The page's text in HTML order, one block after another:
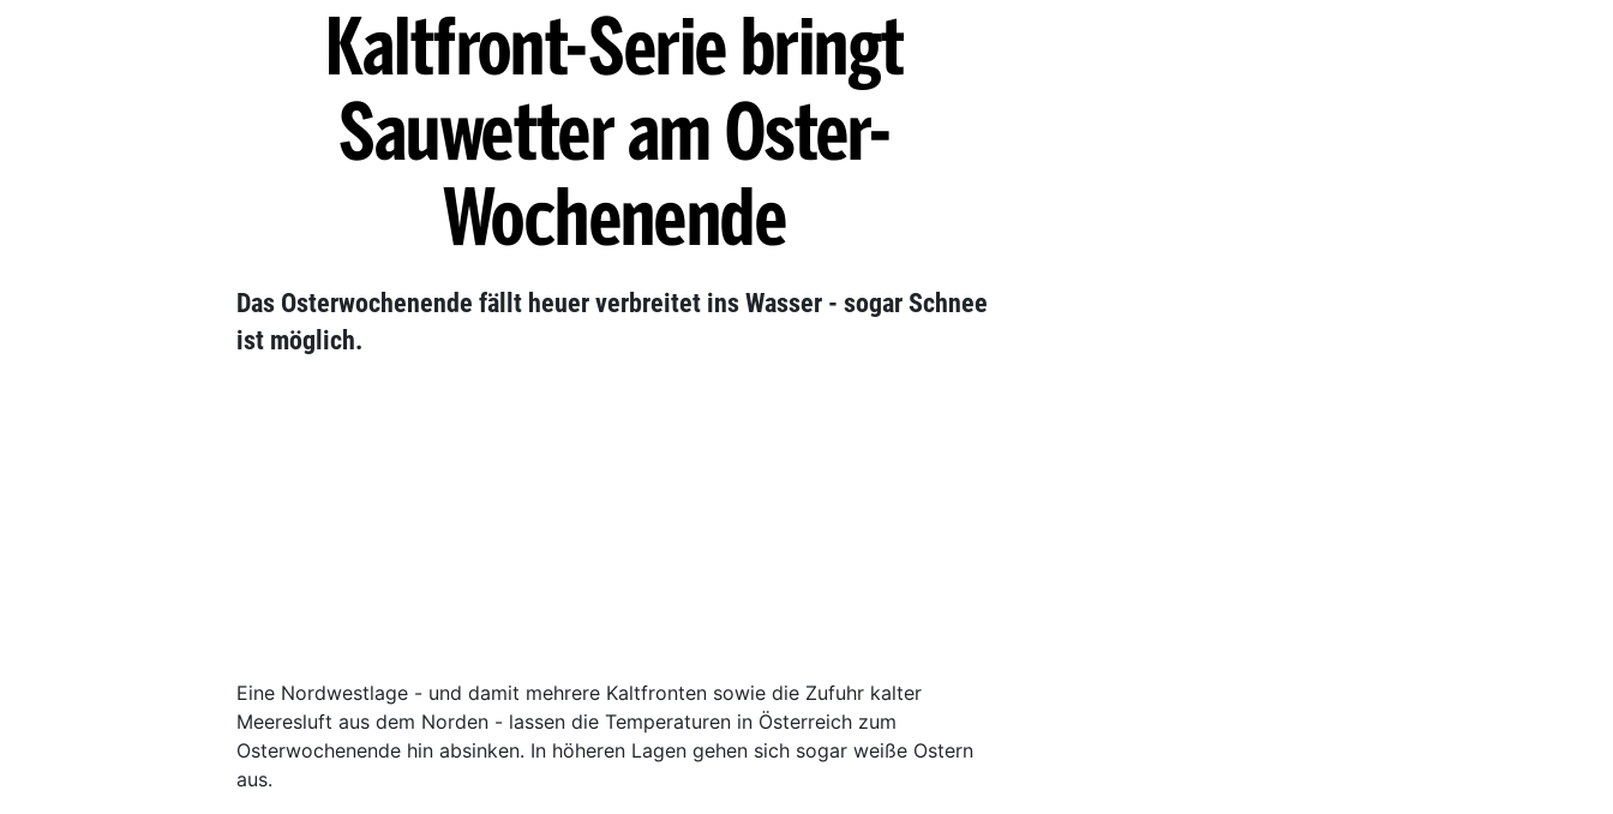
Kaltfront-Serie bringt
Sauwetter am Oster-
Wochenende
Das Osterwochenende fällt heuer verbreitet ins Wasser - sogar Schnee
ist möglich.
Eine Nordwestlage - und damit mehrere Kaltfronten sowie die Zufuhr kalter
Meeresluft aus dem Norden - lassen die Temperaturen in Österreich zum
Osterwochenende hin absinken. In höheren Lagen gehen sich sogar weiße Ostern
aus.